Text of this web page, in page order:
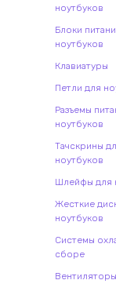
ноутбуков
Блоки
ноутбуков
Клавиатуры
Петли для
Разъемы
ноутбуков
Тачскрины
ноутбуков
Шлейфы для
Жесткие
ноутбуков
Системы
сборе